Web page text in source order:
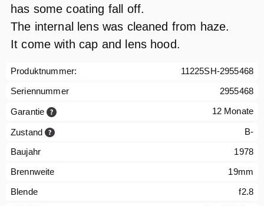
has some coating fall off.
The internal lens was cleaned from haze.
It come with cap and lens hood.
Produktnummer:
11225SH-2955468
Seriennummer
2955468
Garantie 12 Monate
Zustand B-
Baujahr
1978
Brennweite
19mm
Blende
f2.8